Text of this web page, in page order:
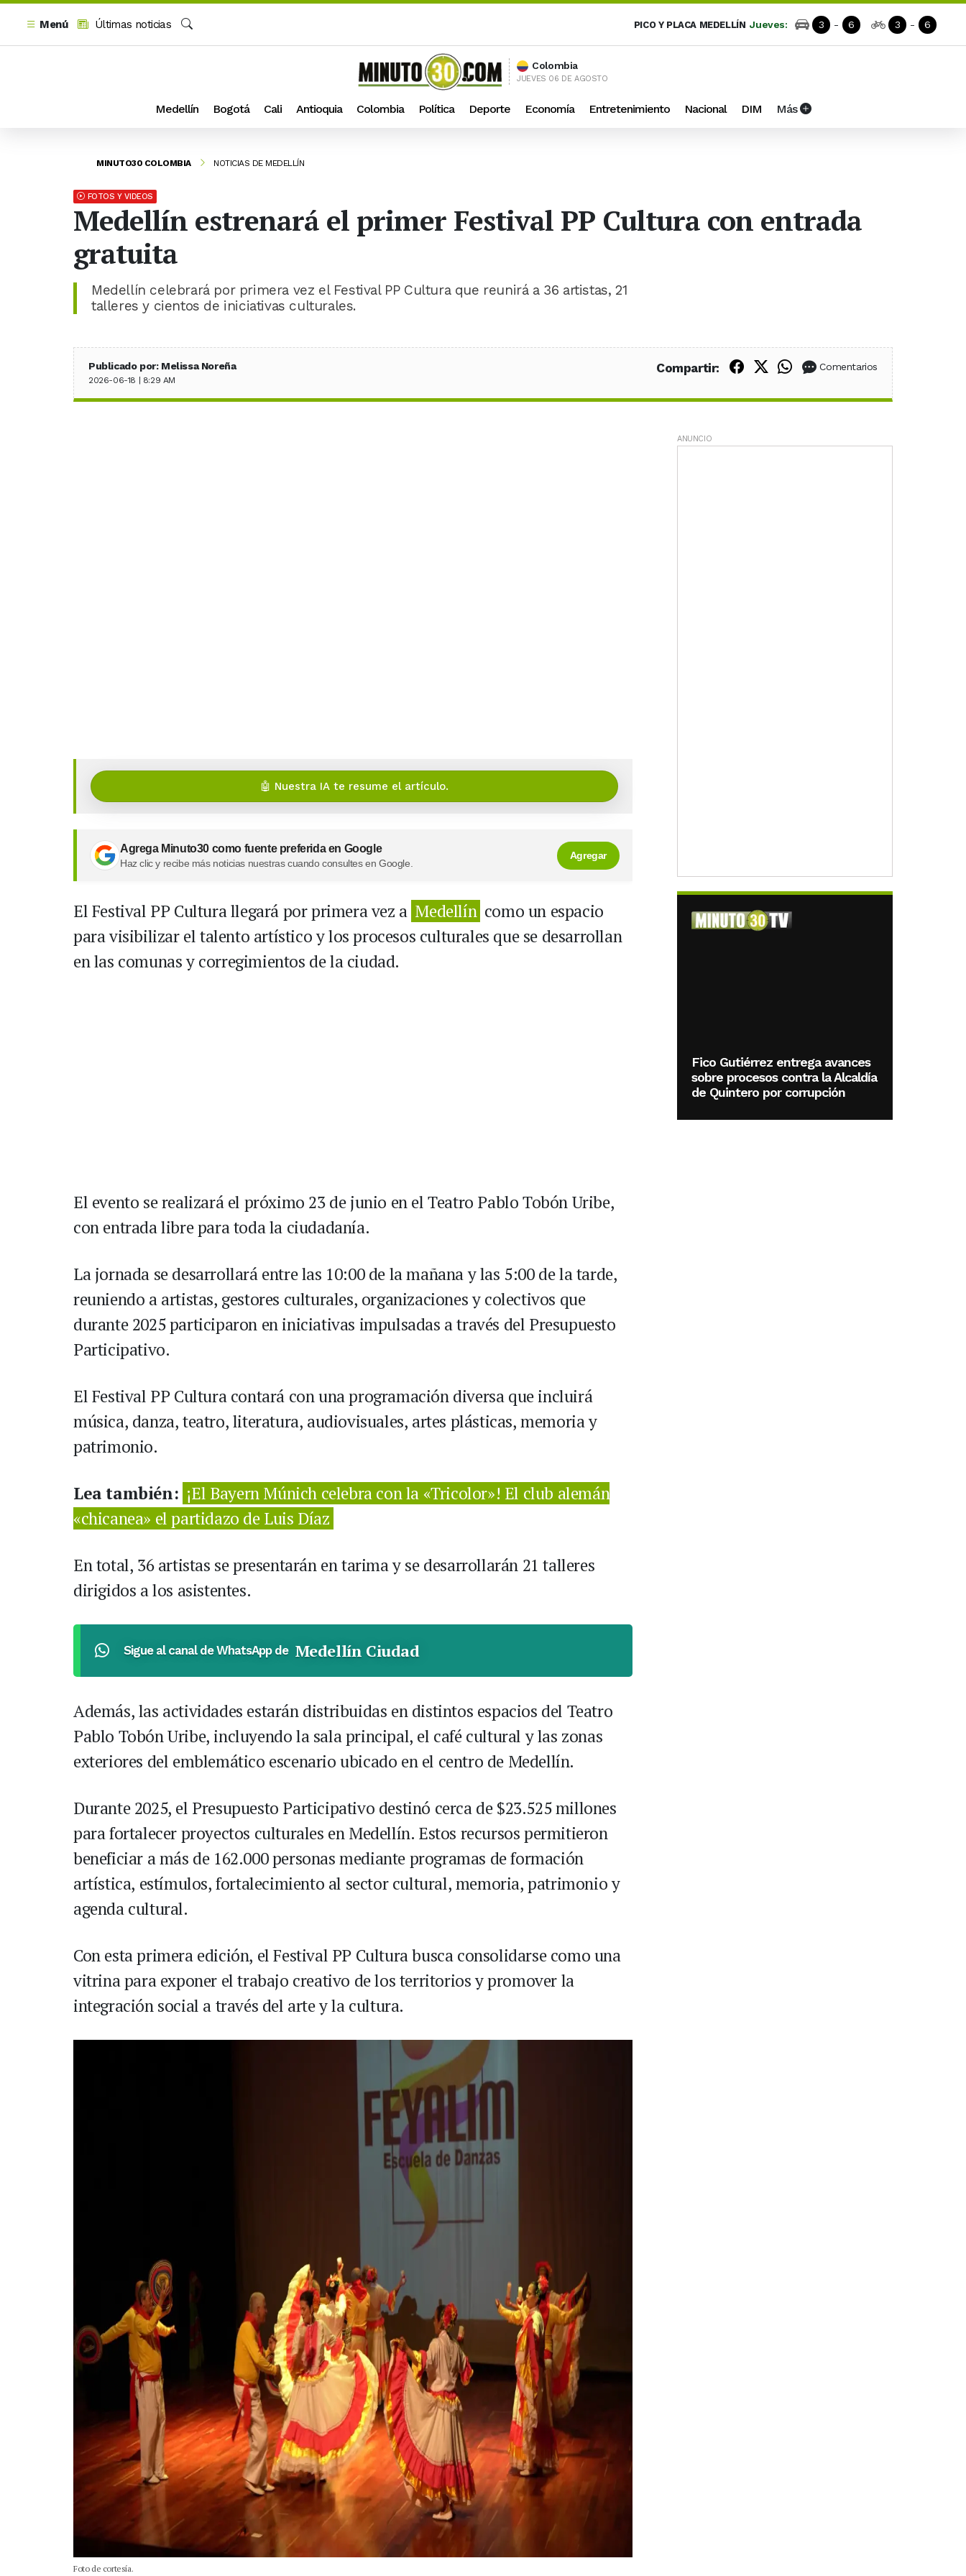
Menú
Últimas noticias
PICO Y PLACA MEDELLÍN Jueves: 3 - 6 3 - 6
Colombia
JUEVES 06 DE AGOSTO
Medellín Bogotá Cali Antioquia Colombia Política Deporte Economía Entretenimiento Nacional DIM Más
MINUTO30 COLOMBIA NOTICIAS DE MEDELLÍN
FOTOS Y VIDEOS
Medellín estrenará el primer Festival PP Cultura con entrada
gratuita
Medellín celebrará por primera vez el Festival PP Cultura que reunirá a 36 artistas, 21
talleres y cientos de iniciativas culturales.
Publicado por: Melissa Noreña
2026-06-18 | 8:29 AM
Compartir: Compartir en Facebook
Compartir en X (Twitter)
Compartir en WhatsApp
Comentarios
🤖 Nuestra IA te resume el artículo.
Agrega Minuto30 como fuente preferida en Google
Haz clic y recibe más noticias nuestras cuando consultes en Google.
Agregar
El Festival PP Cultura llegará por primera vez a Medellín como un espacio
para visibilizar el talento artístico y los procesos culturales que se desarrollan
en las comunas y corregimientos de la ciudad.
El evento se realizará el próximo 23 de junio en el Teatro Pablo Tobón Uribe,
con entrada libre para toda la ciudadanía.
La jornada se desarrollará entre las 10:00 de la mañana y las 5:00 de la tarde,
reuniendo a artistas, gestores culturales, organizaciones y colectivos que
durante 2025 participaron en iniciativas impulsadas a través del Presupuesto
Participativo.
El Festival PP Cultura contará con una programación diversa que incluirá
música, danza, teatro, literatura, audiovisuales, artes plásticas, memoria y
patrimonio.
Lea también: ¡El Bayern Múnich celebra con la «Tricolor»! El club alemán
«chicanea» el partidazo de Luis Díaz
En total, 36 artistas se presentarán en tarima y se desarrollarán 21 talleres
dirigidos a los asistentes.
Sigue al canal de WhatsApp de Medellín Ciudad
Además, las actividades estarán distribuidas en distintos espacios del Teatro
Pablo Tobón Uribe, incluyendo la sala principal, el café cultural y las zonas
exteriores del emblemático escenario ubicado en el centro de Medellín.
Durante 2025, el Presupuesto Participativo destinó cerca de $23.525 millones
para fortalecer proyectos culturales en Medellín. Estos recursos permitieron
beneficiar a más de 162.000 personas mediante programas de formación
artística, estímulos, fortalecimiento al sector cultural, memoria, patrimonio y
agenda cultural.
Con esta primera edición, el Festival PP Cultura busca consolidarse como una
vitrina para exponer el trabajo creativo de los territorios y promover la
integración social a través del arte y la cultura.
Foto de cortesía.
ANUNCIO
Fico Gutiérrez entrega avances
sobre procesos contra la Alcaldía
de Quintero por corrupción